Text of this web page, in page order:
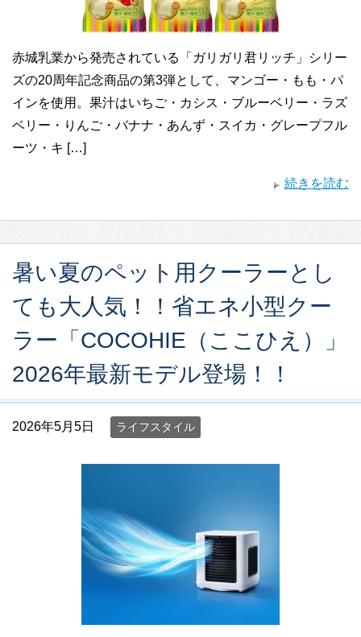
赤城乳業から発売されている「ガリガリ君リッチ」シリー
ズの20周年記念商品の第3弾として、マンゴー・もも・パ
インを使用。​果汁はいちご・カシス・ブルーベリー・ラズ
ベリー・りんご・バナナ・あんず・スイカ・グレープフル
ーツ・キ […]
続きを読む
暑い夏のペット用クーラーとし
ても大人気！！省エネ小型クー
ラー「COCOHIE（ここひえ）」
2026年最新モデル登場！！
2026年5月5日 ライフスタイル